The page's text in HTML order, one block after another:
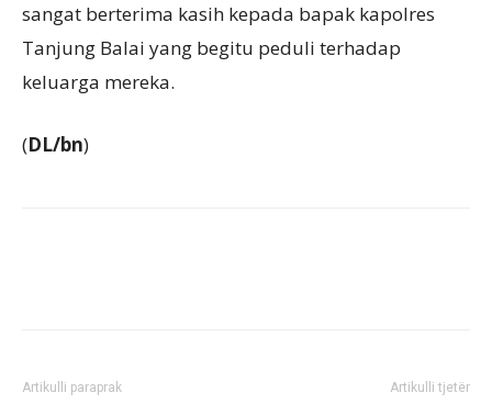
sangat berterima kasih kepada bapak kapolres
Tanjung Balai yang begitu peduli terhadap
keluarga mereka.
(DL/bn)
Artikulli paraprak Artikulli tjetër